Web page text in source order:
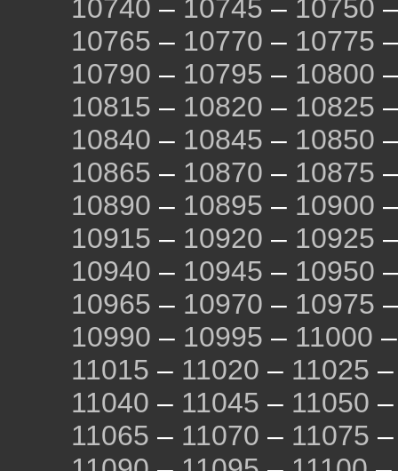
10740 – 10745 – 10750
10765 – 10770 – 10775
10790 – 10795 – 10800
10815 – 10820 – 10825
10840 – 10845 – 10850
10865 – 10870 – 10875
10890 – 10895 – 10900
10915 – 10920 – 10925
10940 – 10945 – 10950
10965 – 10970 – 10975
10990 – 10995 – 11000
11015 – 11020 – 11025
11040 – 11045 – 11050
11065 – 11070 – 11075